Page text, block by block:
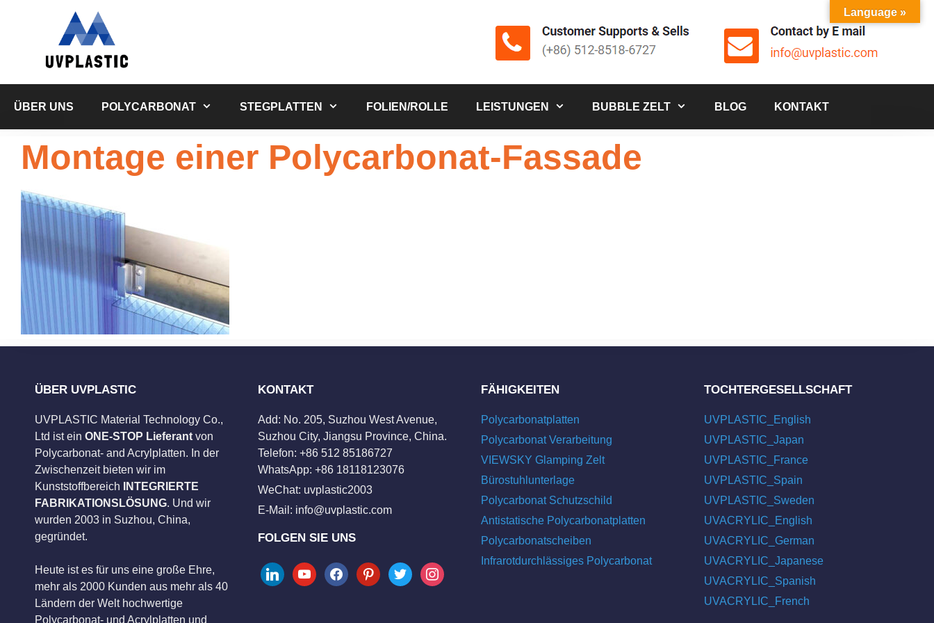
ÜBER UNS POLYCARBONAT STEGPLATTEN FOLIEN/ROLLE LEISTUNGEN BUBBLE ZELT BLOG KONTAKT
Montage einer Polycarbonat-Fassade
ÜBER UVPLASTIC
UVPLASTIC Material Technology Co.,
Ltd ist ein ONE-STOP Lieferant von
Polycarbonat- and Acrylplatten. In der
Zwischenzeit bieten wir im
Kunststoffbereich
INTEGRIERTE
FABRIKATIONSLÖSUNG. Und wir
wurden 2003 in Suzhou, China,
gegründet.
Heute ist es für uns eine große Ehre,
mehr als 2000 Kunden aus mehr als 40
Ländern der Welt hochwertige
Polycarbonat- und Acrylplatten und
KONTAKT
Add: No. 205, Suzhou West Avenue,
Suzhou City, Jiangsu Province, China.
Telefon: +86 512 85186727
WhatsApp: +86 18118123076
WeChat: uvplastic2003
E-Mail: info@uvplastic.com
FOLGEN SIE UNS
linkedinyoutubefacebookpinteresttwitter instagram
FÄHIGKEITEN
Polycarbonatplatten
Polycarbonat Verarbeitung
VIEWSKY Glamping Zelt
Bürostuhlunterlage
Polycarbonat Schutzschild
Antistatische Polycarbonatplatten
Polycarbonatscheiben
Infrarotdurchlässiges Polycarbonat
TOCHTERGESELLSCHAFT
UVPLASTIC_English
UVPLASTIC_Japan
UVPLASTIC_France
UVPLASTIC_Spain
UVPLASTIC_Sweden
UVACRYLIC_English
UVACRYLIC_German
UVACRYLIC_Japanese
UVACRYLIC_Spanish
UVACRYLIC_French
Language »